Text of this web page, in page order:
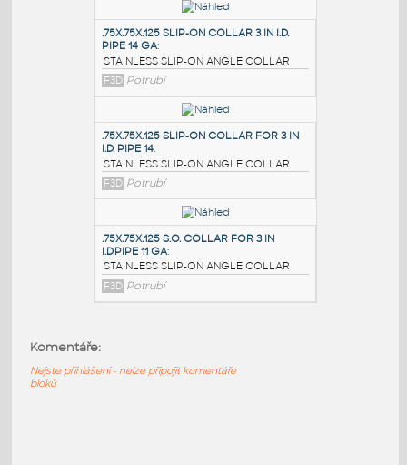
PODOBNÉ BLOKY:
.75X.75X.125 SLIP-ON ANGLE COLLAR
FOR 3 IN I.D. P:
STAINLESS SLIP-ON ANGLE COLLAR
F3D Potrubí
.75X.75X.125 SLIP-ON COLLAR 3 IN I.D.
PIPE 14 GA:
STAINLESS SLIP-ON ANGLE COLLAR
F3D Potrubí
F3D Potrubí
Komentáře:
Nejste přihlášeni - nelze připojit komentáře
bloků